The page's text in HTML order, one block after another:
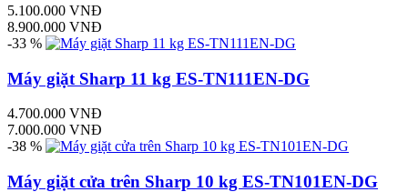
5.100.000 VNĐ
8.900.000 VNĐ
-33 %
Máy giặt Sharp 11 kg ES-TN111EN-DG
4.700.000 VNĐ
7.000.000 VNĐ
-38 %
Máy giặt cửa trên Sharp 10 kg ES-TN101EN-DG